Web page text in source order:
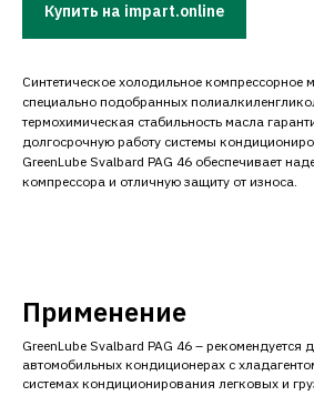
Купить на impart.online
Синтетическое холодильное компрессорное
специально подобранных
термохимическая стабильность масла
долгосрочную работу системы
GreenLube Svalbard PAG 46 обеспечивает
компрессора и отличную защиту от износа.
Применение
GreenLube Svalbard PAG 46 – рекомендуется
автомобильных кондиционерах с
системах кондиционирования легковых и